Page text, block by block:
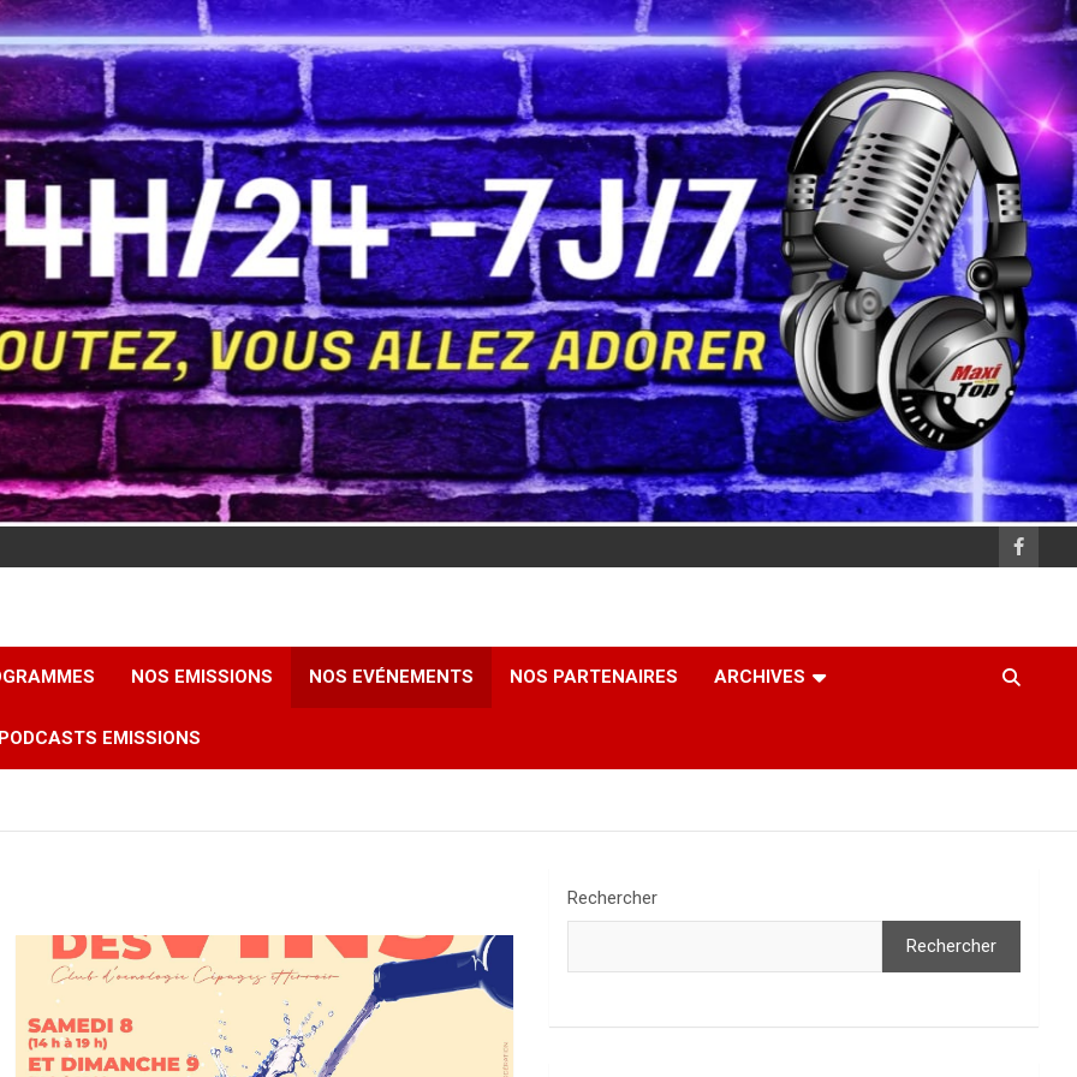
NOS EMISSIONS NOS EVÉNEMENTS NOS PARTENAIRES ARCHIVES
PODCASTS EMISSIONS
Rechercher
Rechercher